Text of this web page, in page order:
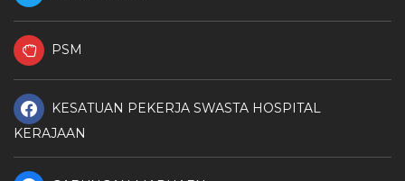
PSM
KESATUAN PEKERJA SWASTA HOSPITAL
KERAJAAN